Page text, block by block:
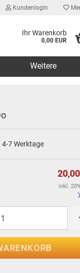
Kundenlogin
Ihr Warenkorb
0,00 EUR
Weitere
4-7 Werktage
inkl.